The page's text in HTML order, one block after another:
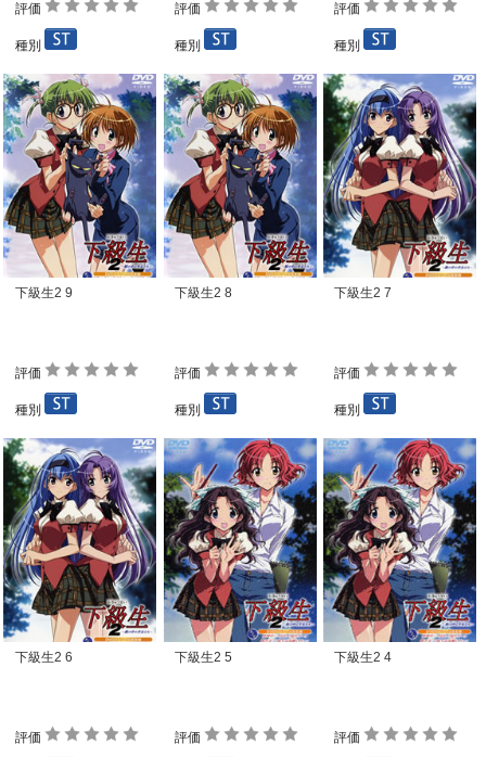
評価
種別
評価
種別
評価
種別
下級生2 9
評価
種別
下級生2 8
評価
種別
下級生2 7
評価
種別
下級生2 6
評価
下級生2 5
評価
下級生2 4
評価